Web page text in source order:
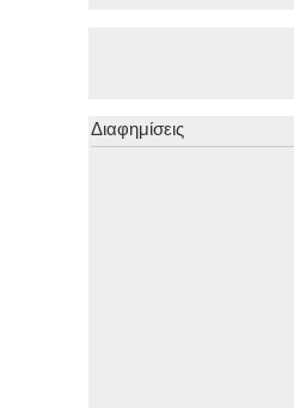
Διαφημίσεις